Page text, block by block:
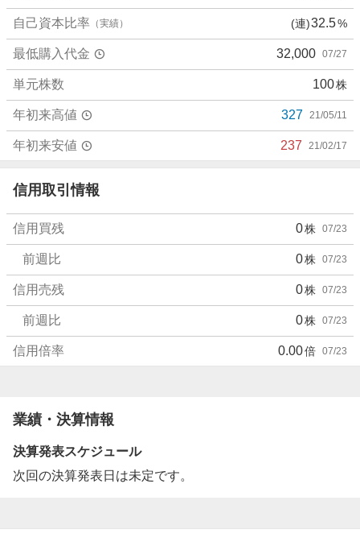
自己資本比率 （実績） (連)32.5%
最低購入代金 32,000 07/27
単元株数 100株
年初来高値 327 21/05/11
年初来安値 237 21/02/17
信用取引情報
信用買残 0株 07/23
前週比 0株 07/23
信用売残 0株 07/23
前週比 0株 07/23
信用倍率 0.00倍 07/23
業績・決算情報
決算発表スケジュール
次回の決算発表日は未定です。